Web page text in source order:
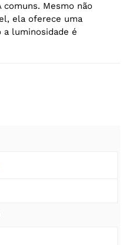
comuns. Mesmo não
ela oferece uma
a luminosidade é